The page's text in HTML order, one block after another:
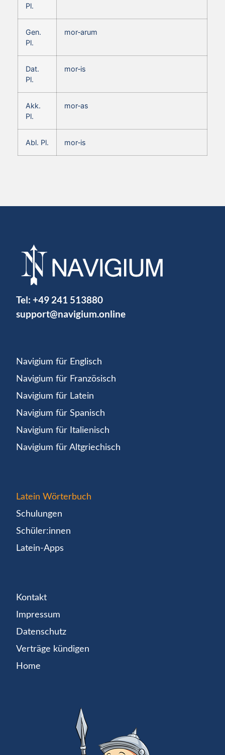
Pl.
Gen.
Pl.
mor‑arum
Dat.
Pl.
mor‑is
Akk.
Pl.
mor‑as
Abl. Pl. mor‑is
Tel: +49 241 513880
support@navigium.online
Navigium für Englisch
Navigium für Französisch
Navigium für Latein
Navigium für Spanisch
Navigium für Italienisch
Navigium für Altgriechisch
Latein Wörterbuch
Schulungen
Schüler:innen
Latein-Apps
Kontakt
Impressum
Datenschutz
Verträge kündigen
Home